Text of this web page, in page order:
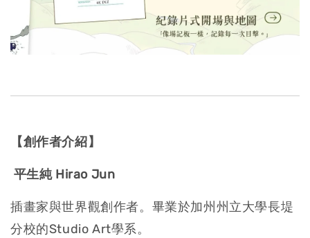
【創作者介紹】
平生純 Hirao Jun
插畫家與世界觀創作者。畢業於加州州立大學長堤
分校的Studio Art學系。